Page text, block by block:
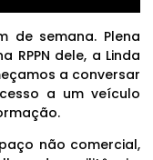
de semana. Plena
RPPN dele, a Linda
a conversar
a um veículo
não comercial,